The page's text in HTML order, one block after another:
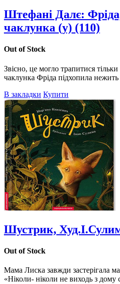
Штефані Далє:
чаклунка (у) (110)
Out of Stock
Звісно, це могло трапитися
чаклунка Фріда підхопила
В закладки Купити
Шустрик,
Out of Stock
Мама Лиска завжди застерігала
«Ніколи- ніколи не виходь з дому